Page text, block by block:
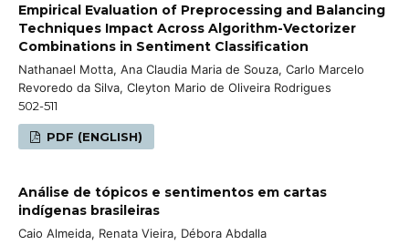
Empirical Evaluation of Preprocessing and Balancing
Techniques Impact Across Algorithm-Vectorizer
Combinations in Sentiment Classification
Nathanael Motta, Ana Claudia Maria de Souza, Carlo Marcelo
Revoredo da Silva, Cleyton Mario de Oliveira Rodrigues
502-511
PDF (ENGLISH)
Análise de tópicos e sentimentos em cartas
indígenas brasileiras
Caio Almeida, Renata Vieira, Débora Abdalla